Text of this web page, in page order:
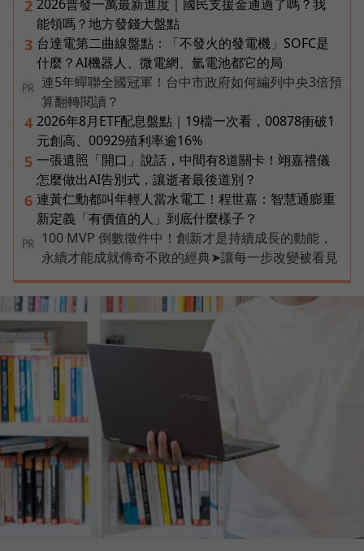
2 2026普發一萬最新進度｜國民支援金通過了嗎？我
能領嗎？地方發錢大盤點
3 台達電第二曲線盤點：「不發火的發電機」SOFC是
什麼？AI機器人、微電網、氫電池都它的局
PR
連5年蟬聯全國冠軍！台中市政府如何編列中央3倍預
算翻轉閱讀？
4 2026年8月ETF配息盤點｜19檔一次看，00878衝破1
元創高、00929殖利率逾16%
5 一張遺照「開口」說話，中間有8道關卡！翊嘉禮儀
怎麼做出AI告別式，讓逝者最後道別？
6 連黃仁勳都叫年輕人當水電工！程世嘉：智慧通膨重
新定義「有價值的人」到底什麼樣子？
PR
100 MVP 倒數徵件中！創新才是持續成長的動能，
永續才能成就傳奇不敗的經典➤讓每一步改變被看見